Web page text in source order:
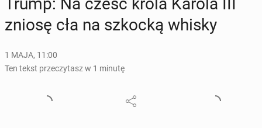
Trump: Na cześć króla Karola III
zniosę cła na szkocką whisky
1 MAJA, 11:00
Ten tekst przeczytasz w 1 minutę